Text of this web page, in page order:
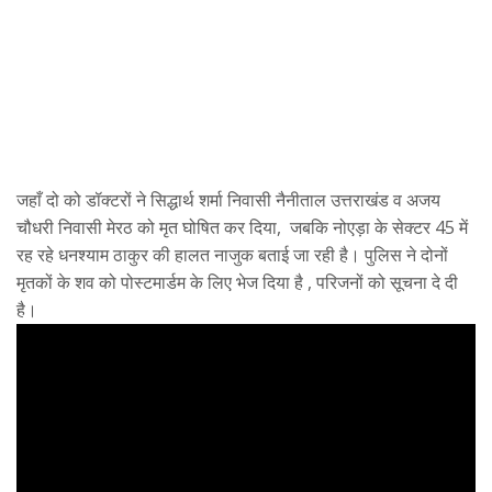
जहाँ दो को डॉक्टरों ने सिद्धार्थ शर्मा निवासी नैनीताल उत्तराखंड व अजय
चौधरी निवासी मेरठ को मृत घोषित कर दिया, जबकि नोएड़ा के सेक्टर 45 में
रह रहे धनश्याम ठाकुर की हालत नाजुक बताई जा रही है। पुलिस ने दोनों
मृतकों के शव को पोस्टमार्डम के लिए भेज दिया है , परिजनों को सूचना दे दी
है।